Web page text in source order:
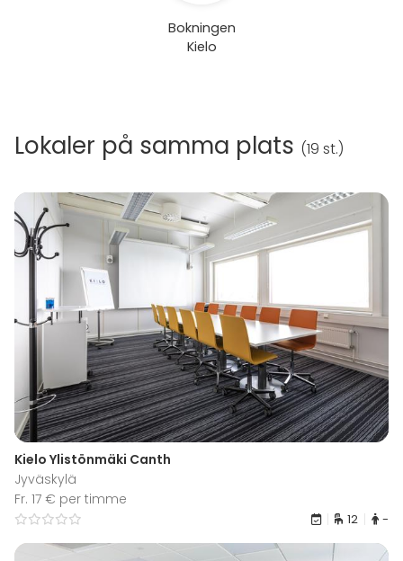
Bokningen
Kielo
Lokaler på samma plats (19 st.)
Kielo Ylistönmäki Canth
Jyväskylä
Fr. 17 € per timme
12 -